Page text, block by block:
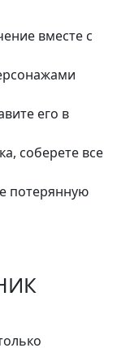
вместе с
его в
соберете все
потерянную